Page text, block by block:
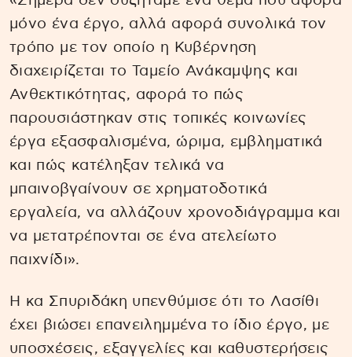
μόνο ένα έργο, αλλά αφορά συνολικά τον
τρόπο με τον οποίο η Κυβέρνηση
διαχειρίζεται το Ταμείο Ανάκαμψης και
Ανθεκτικότητας, αφορά το πώς
παρουσιάστηκαν στις τοπικές κοινωνίες
έργα εξασφαλισμένα, ώριμα, εμβληματικά
και πώς κατέληξαν τελικά να
μπαινοβγαίνουν σε χρηματοδοτικά
εργαλεία, να αλλάζουν χρονοδιάγραμμα και
να μετατρέπονται σε ένα ατελείωτο
παιχνίδι».
Η κα Σπυριδάκη υπενθύμισε ότι το Λασίθι
έχει βιώσει επανειλημμένα το ίδιο έργο, με
υποσχέσεις, εξαγγελίες και καθυστερήσεις